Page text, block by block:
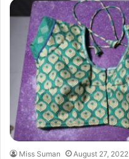
Miss Suman August 27, 2022